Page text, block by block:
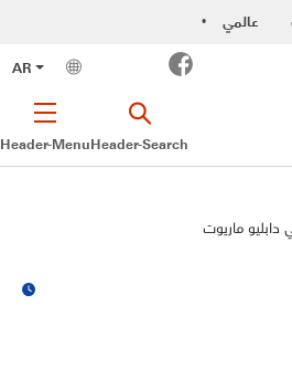
•
عالمي
AR
Facebook
Header-MenuHeader-Search
دابليو ماريوت